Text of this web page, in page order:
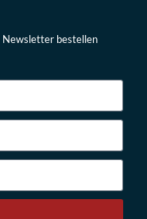
Newsletter bestellen